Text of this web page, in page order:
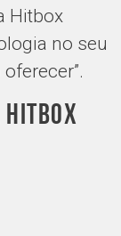
Hitbox
no seu